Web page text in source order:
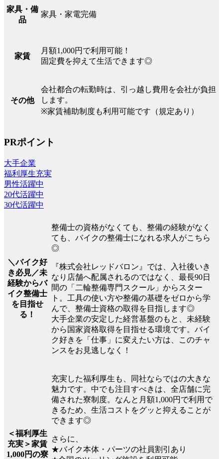
家具・備
品
家具・家電完備
家賃
月額1,000円で利用可能！
固定費を抑えて生活できます◎
その他
会社都合の転勤時は、引っ越し費用を会社が負担
します。
※家賃補助制度も利用可能です（規定あり）
PRポイント
大手企業
福利厚生充実
男性活躍中
20代活躍中
30代活躍中
＼バイク好
き必見／未
経験からバ
イク整備士
を目指せ
る！
整備士の資格がなくても、整備の経験がなく
ても、バイクの整備士になれる求人がこちら
◎
『株式会社レッドバロン』では、入社後いき
なり店舗へ配属されるのではなく、最長90日
間の「二輪整備専門スクール」からスター
ト。工具の使い方や整備の基礎をゼロから学
んで、整備士資格の取得を目指します◎
大手企業の安定した経営基盤のもと、未経験
から国家資格取得を目指せる環境です。バイ
ク好きを「仕事」に変えたい方は、このチャ
ンスをお見逃しなく！
＜福利厚生
充実＞家賃
1,000円の寮
充実した福利厚生も、同社ならではの大きな
魅力です。中でも注目すべきは、全店舗に完
備された寮制度。なんと月額1,000円で利用で
きるため、生活コストをグッと抑えることが
できます◎
さらに、
★バイク本体・パーツの社員割引あり